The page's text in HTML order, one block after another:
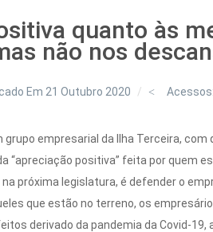
quanto às
não nos
Em 21 Outubro 2020
grupo empresarial da Ilha Terceira,
“apreciação positiva” feita por quem
próxima legislatura, é defender o
que estão no terreno, os
derivado da pandemia da Covid-